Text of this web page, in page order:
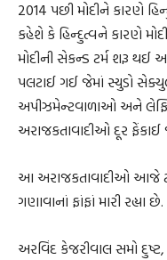
2014 પછી મોદીને કારણે
કહેશે કે હિન્દુત્વને કારણે
મોદીની સેકન્ડ ટર્મ શરૂ
પલટાઈ ગઈ જેમાં સ્યુડો
અપીઝમેન્ટવાળાઓ અને
અરાજકતાવાદીઓ દૂર ફેંકાઈ
આ અરાજકતાવાદીઓ આજે
ગણાવાનાં ફાંફાં મારી રહ્યા છે.
અરવિંદ કેજરીવાલ સમો